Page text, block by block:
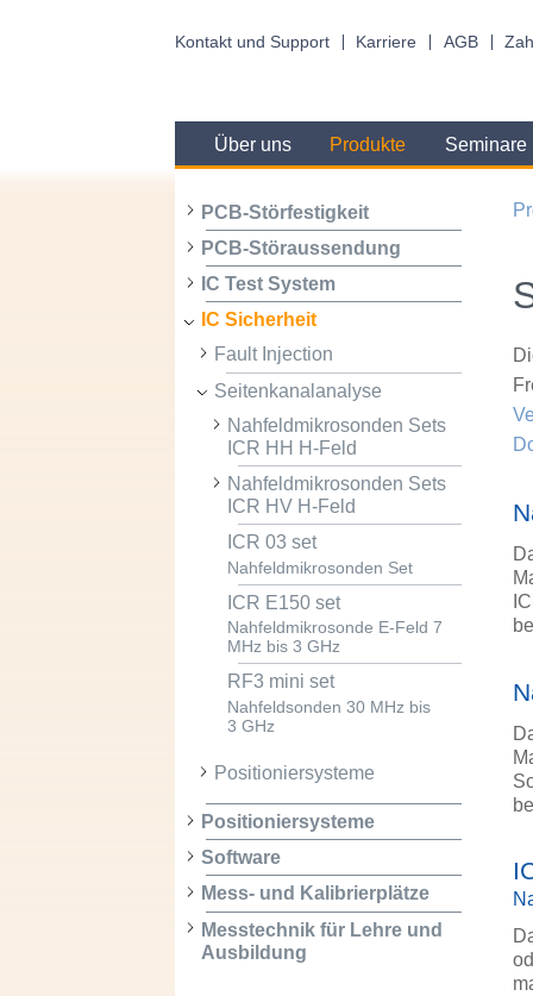
Kontakt und Support Karriere AGB
Über uns Produkte Seminare
PCB-Störfestigkeit
PCB-Störaussendung
IC Test System
IC Sicherheit
Fault Injection
Seitenkanalanalyse
Nahfeldmikrosonden Sets
ICR HH H-Feld
Nahfeldmikrosonden Sets
ICR HV H-Feld
ICR 03 set
Nahfeldmikrosonden Set
ICR E150 set
Nahfeldmikrosonde E-Feld 7
MHz bis 3 GHz
RF3 mini set
Nahfeldsonden 30 MHz bis
3 GHz
Positioniersysteme
Positioniersysteme
Software
Mess- und Kalibrierplätze
Messtechnik für Lehre und
Ausbildung